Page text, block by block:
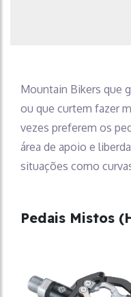
Mountain Bikers que
ou que curtem fazer
vezes preferem os
área de apoio e
situações como
Pedais Mistos